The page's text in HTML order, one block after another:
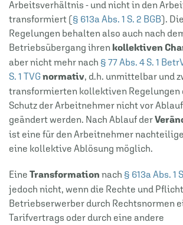
Arbeitsverhältnis - und nicht in den
transformiert (§ 613a Abs. 1 S. 2 BGB).
Regelungen behalten also auch nach
Betriebsübergang ihren kollektiven
aber nicht mehr nach § 77 Abs. 4 S. 1
S. 1 TVGnormativ , d.h. unmittelbar und
transformierten kollektiven Regelungen
Schutz der Arbeitnehmer nicht vor
geändert werden. Nach Ablauf der
ist eine für den Arbeitnehmer
eine kollektive Ablösung möglich.
Eine Transformation nach § 613a Abs. 1
jedoch nicht, wenn die Rechte und
Betriebserwerber durch Rechtsnormen
Tarifvertrags oder durch eine andere